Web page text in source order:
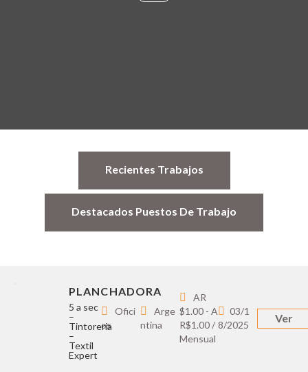
Recientes Trabajos
Destacados Puestos De Trabajo
PLANCHADORA
5 a sec
–
Tintoreria
–
Textil
Expert
Ofici
os
Arge
ntina
AR
$1.00 - A
R$1.00 /
Mensual
03/1
8/2025
Ver